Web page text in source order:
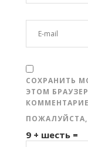
СОХРАНИТЬ
ЭТОМ
9 + шесть =